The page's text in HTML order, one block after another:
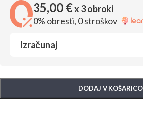
35,00 €x 3 obroki
0% obresti, 0 stroškov
Izračunaj
DODAJ V KOŠARICO